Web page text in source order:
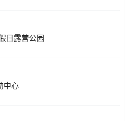
日露营公园
中心